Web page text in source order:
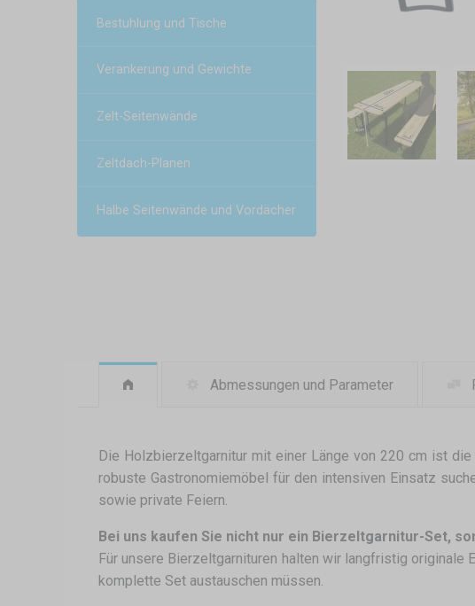
Bestuhlung und Tische
Verankerung und Gewichte
Zelt-Seitenwände
Zeltdach-Planen
Halbe Seitenwände und Vordächer
Abmessungen und Parameter
Die Holzbierzeltgarnitur mit einer Länge von 220 cm ist
robuste Gastronomiemöbel für den intensiven Einsatz
sowie private Feiern.
Bei uns kaufen Sie nicht nur ein Bierzeltgarnitur-Set,
Für unsere Bierzeltgarnituren halten wir langfristig originale
komplette Set austauschen müssen.